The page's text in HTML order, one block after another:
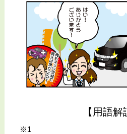
【用語解
※1